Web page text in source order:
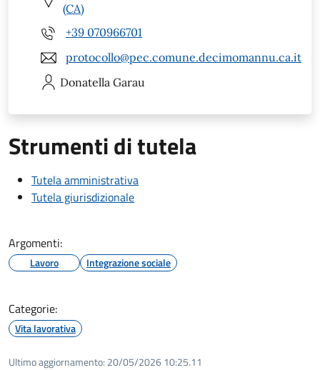
(CA)
+39 070966701
protocollo@pec.comune.decimomannu.ca.it
Donatella Garau
Strumenti di tutela
Tutela amministrativa
Tutela giurisdizionale
Argomenti:
Lavoro Integrazione sociale
Categorie:
Vita lavorativa
Ultimo aggiornamento: 20/05/2026 10:25.11